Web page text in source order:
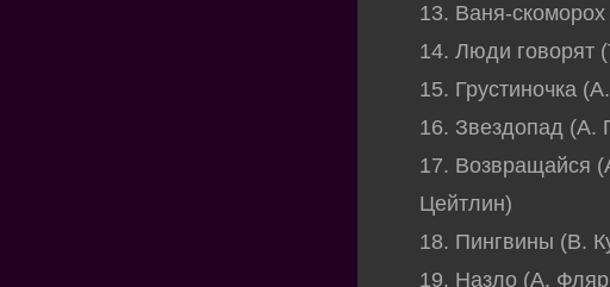
13. Ваня-
14. Люди говорят
15. Грустиночка
16. Звездопад (А.
17. Возвращайся
Цейтлин)
18. Пингвины (В.
19. Назло (А.